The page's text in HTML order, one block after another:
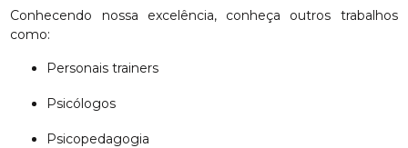
Conhecendo nossa excelência, conheça outros trabalhos
como:
Personais trainers
Psicólogos
Psicopedagogia